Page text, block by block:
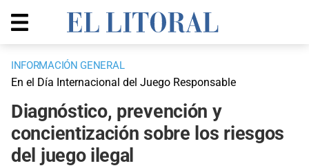
INFORMACIÓN GENERAL
En el Día Internacional del Juego Responsable
Diagnóstico, prevención y
concientización sobre los riesgos
del juego ilegal